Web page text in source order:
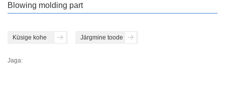
Blowing molding part
Küsige kohe Järgmine toode
Jaga: